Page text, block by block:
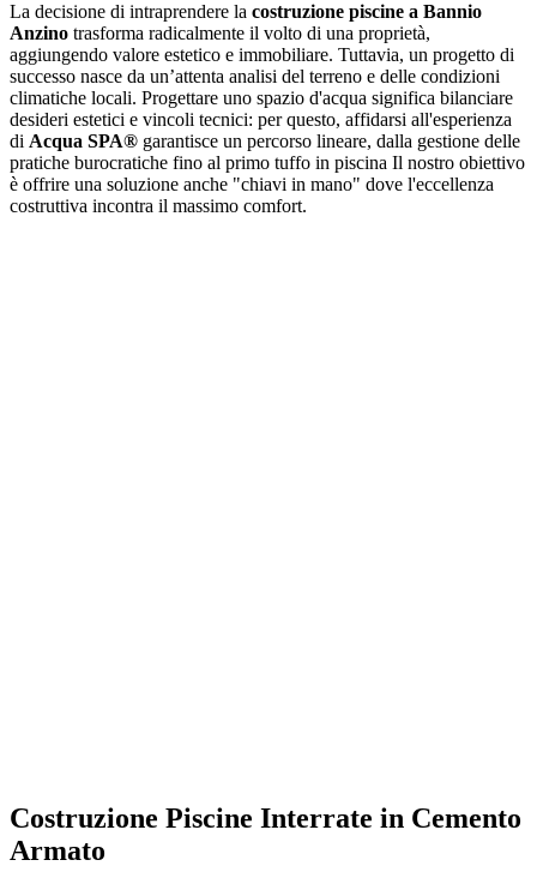
La decisione di intraprendere la costruzione piscine a Bannio
Anzino trasforma radicalmente il volto di una proprietà,
aggiungendo valore estetico e immobiliare. Tuttavia, un progetto di
successo nasce da un’attenta analisi del terreno e delle condizioni
climatiche locali. Progettare uno spazio d'acqua significa bilanciare
desideri estetici e vincoli tecnici: per questo, affidarsi all'esperienza
di Acqua SPA® garantisce un percorso lineare, dalla gestione delle
pratiche burocratiche fino al primo tuffo in piscina Il nostro obiettivo
è offrire una soluzione anche "chiavi in mano" dove l'eccellenza
costruttiva incontra il massimo comfort.
Costruzione Piscine Interrate in Cemento
Armato